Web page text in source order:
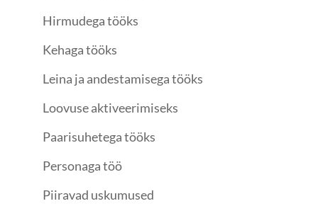
Hirmudega tööks
Kehaga tööks
Leina ja andestamisega tööks
Loovuse aktiveerimiseks
Paarisuhetega tööks
Personaga töö
Piiravad uskumused